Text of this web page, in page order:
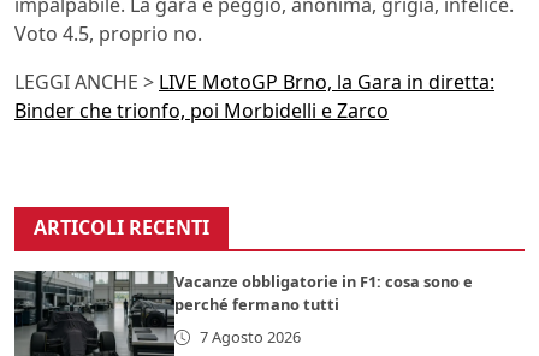
Voto 4.5, proprio no.
LEGGI ANCHE > LIVE MotoGP Brno, la Gara in diretta:
Binder che trionfo, poi Morbidelli e Zarco
ARTICOLI RECENTI
Vacanze obbligatorie in F1: cosa sono e
perché fermano tutti
7 Agosto 2026